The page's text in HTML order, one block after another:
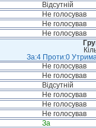
Відсутній
Не голосував
Не голосував
Не голосував
За:4 Проти:0
Не голосував
Не голосував
Відсутній
Не голосував
Не голосував
Не голосував
За